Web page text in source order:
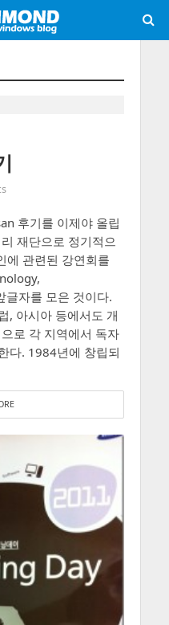
후기를 이제야 올립
재단으로 정기적으
에 관련된 강연회를
자를 모은 것이다.
, 아시아 등에서도 개
로 각 지역에서 독자
다. 1984년에 창립되